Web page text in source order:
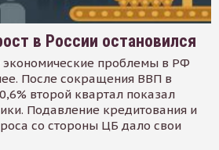
в России остановился
проблемы в РФ
После сокращения ВВП в
второй квартал показал
Подавление кредитования и
со стороны ЦБ дало свои